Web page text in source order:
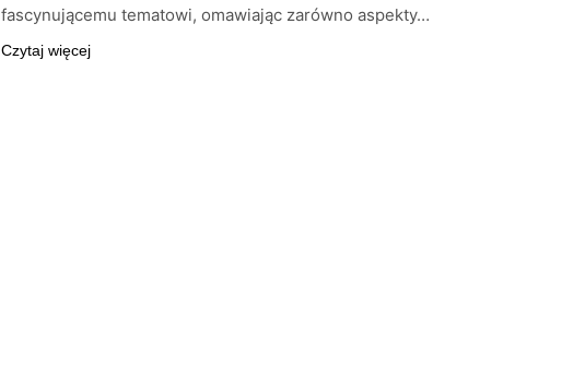
fascynującemu tematowi, omawiając zarówno aspekty…
Czytaj więcej